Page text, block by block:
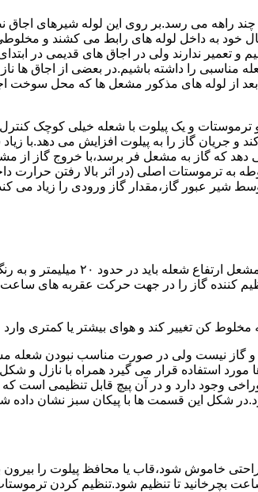
چند راهه می رسد.بر روی این لوله شیرهای
خود به داخل لوله های رابط می کشند و
تعمیر ندارند ولی در اجاق های قدیمی در
را داشته باشیم.در بعضی از اجاق ها
از لوله های مذکور مشعل ها که محل سوخت
و یک پیلوت با شعله خیلی کوچک کنترل
گاز را به پیلوت افزایش می دهد.با زیاد
که گاز به مشعل فر برسد،با خروج گاز از
به ترموستات اصلی (در اثر بالا رفتن
شیر عبور گاز،مقدار گاز ورودی را زیاد می
هنگامی که یک دکمه کنترل مشعل در زیادترین حد خود باشد،دوره
کننده گاز را در جهت حرکت عقربه های ساعت
مخلوط کن تغییر کند و هوای بیشتر یا کمتری
و گاز نیست ولی در صورت مناسب نبودن شعله
مورد استفاده قرار می گیرد همراه با نازل و
وجود دارد و در آن پیچ قابل تنظیمی است که
شکل این قسمت ها با پیکان سبز نشان
باشد.اگر شعله خیلی کوتاه باشد و یا به راحتی خاموش شود،قاب یا
بچرخانید تا تنظیم شود.تنظیم کردن